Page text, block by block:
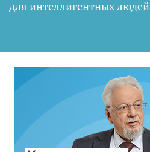
для интеллигентных людей